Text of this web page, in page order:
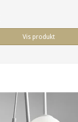
Vis produkt